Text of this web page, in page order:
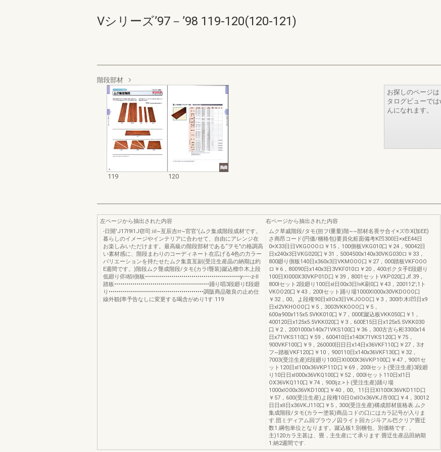
Vシリーズ’97－’98 119-120(120-121)
階段部材
119 120
お探しのページ
タログビューで
んになれます。
左ページから抽出された内容
-日開'J17l9l1J窃司:iiI~亙辰吉rr~官官'(ムク集成階段成材です。
暮らしのイメージやインテリアに合わせて、自由にアレンジ在
お楽しみいただけます。最高級の階段部材である“ヲモ"の格調高
い素材感に、階段まわりのコーディネート在広げる4色の力ラー
バリエーションを持たせたムク集直亙副(受注生産晶の納期は約
E週間です。)階段ムク聾成階段/タモ(カラl聾装)蹴込檀巾木上段
低廻り侭l栢I側板•••••••••••••••••••••••••••••••••••••••••••••••y-一-z-Il
踏板•••••••••••••••••••••••••••••••••••••••••••••••踊り唱3段廻りE段廻
り•••••••••••••••••••••••••••••••••••••••••••••••調阪商品敬良の止め仕
線外観{率予告なしに変更する喝含がめり1す.119
右ページから抽出された内容
ムク草戚階段/タモ(担フl重量)階~~部材名畏サ合イ×ズ巾X{加EE)
さ商昂コード(円価/梱格包)要員化粧面備考K凹300日×xEE44日
0×X33日日VKGOOOロ￥15，100側板VKG010口￥24，90042日
日x240x3日VKG020口￥31，5004500x140x30VKG030ロ￥33，
800廻り側板140日x360x3日VKMOOO口￥27，000踏板VKFOOO
ロ￥6，80090日x140x3日3VKF010ロ￥20，400ポクタ手E段廻り
100日XI000X30VKP01D口￥39，8001セットVKP020口Jf.39，
800lセット2段廻り100日xl日00x3日IvK刷0口￥43，200112';1ト
VKOO20口￥43，200lセット踊り場1000XI000x30VKDOOO口
￥32，00。よ段権90日xIIOx3日VKJOOO口￥3，300巾木l凹日x9
日xl2VKHOOO口￥5，3003VKKOOO口￥5，
600a900x115x5.5VKK010口￥7，000E蹴込板VKK050口￥1，
400120日x125x5.5VKK020口￥3，600E15日日x125x5.5VKK030
口￥2，2001000x140x71VKS100口￥36，300古古ら桁3300x14
日x71VKS110口￥59，600410日x140X71VKS120口￥75，
900VKF100口￥9，260000旧日日x14日x36VKF110口￥27，3オ
フ~踏板VKF120口￥10，900110日x140x36VKF130口￥32，
7003(受注生産)E段廻り100日XI000X36VKP100口￥47，9001セ
ット120日xl100x36VKP11D口￥69，200lセット(受注生産)3段廻
り10日日xl000x36VKQ100口￥52，000lセット110日xl1日
OX36VKQ110口￥74，900Ijz.>ト(受注生産)踊り場
1000xlO00x36VKD100口￥40，00。11日日Xl100X36VKD11D口
￥57，600(受注生産)よ段権10日OxllOx36VKJ市00口￥4，30012
日日xll日x36VKJ110口￥5，300(受注生産)構成部材規格表.ムク
集成階段/タモ(カラー塗装)商品コドの口にはカラ記号が入りま
す.団ミディアム回プラウノ囚ライト回カジ斗アル巴クリア畳迂
数1.綱包単位となります。蹴込板1:別梱包、別価格です.，
主)120カラ主甚は、畳，主生産にて承ります.畳迂生産品田納期
1:納2週間です.